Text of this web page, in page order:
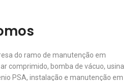
do ramo de manutenção em
comprimido, bomba de vácuo, usina
PSA, instalação e manutenção em